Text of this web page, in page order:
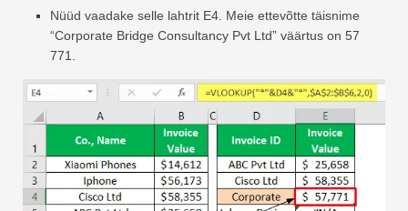
Nüüd vaadake selle lahtrit E4. Meie ettevõtte täisnime
“Corporate Bridge Consultancy Pvt Ltd” väärtus on 57
771.